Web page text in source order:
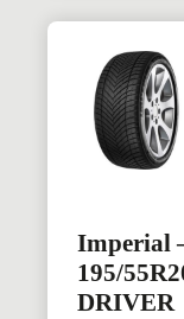
Imperial
195/
DRIVER